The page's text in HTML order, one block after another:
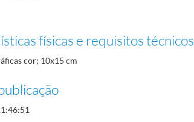
físicas e requisitos técnicos
cor; 10x15 cm